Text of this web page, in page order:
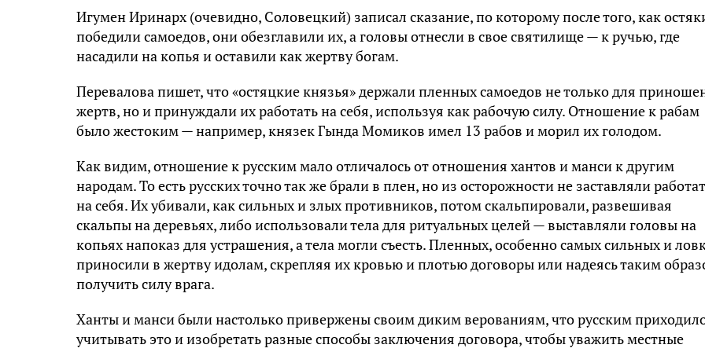
Игумен Иринарх (очевидно, Соловецкий) записал сказание, по которому после того, как
победили самоедов, они обезглавили их, а головы отнесли в свое святилище — к ручью, где
насадили на копья и оставили как жертву богам.
Перевалова пишет, что «остяцкие князья» держали пленных самоедов не только для
жертв, но и принуждали их работать на себя, используя как рабочую силу. Отношение к рабам
было жестоким — например, князек Гында Момиков имел 13 рабов и морил их голодом.
Как видим, отношение к русским мало отличалось от отношения хантов и манси к другим
народам. То есть русских точно так же брали в плен, но из осторожности не заставляли
на себя. Их убивали, как сильных и злых противников, потом скальпировали, развешивая
скальпы на деревьях, либо использовали тела для ритуальных целей — выставляли головы на
копьях напоказ для устрашения, а тела могли съесть. Пленных, особенно самых сильных и
приносили в жертву идолам, скрепляя их кровью и плотью договоры или надеясь таким
получить силу врага.
Ханты и манси были настолько привержены своим диким верованиям, что русским
учитывать это и изобретать разные способы заключения договора, чтобы уважить местные